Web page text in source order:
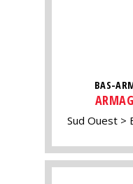
BAS-
Sud Ouest